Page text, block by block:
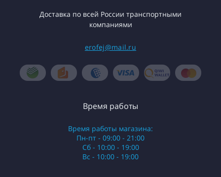
Доставка по всей России транспортными
компаниями
erofej@mail.ru
Время работы
Время работы магазина:
Пн-пт - 09:00 - 21:00
Сб - 10:00 - 19:00
Вс - 10:00 - 19:00